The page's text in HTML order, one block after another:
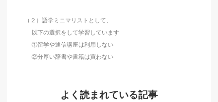
（２）語学ミニマリストとして、
以下の選択をして学習しています
①留学や通信講座は利用しない
②分厚い辞書や書籍は買わない
よく読まれている記事